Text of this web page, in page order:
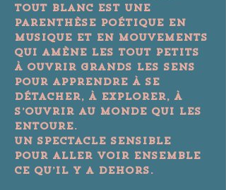
Tout blanc est une
parenthèse poétique en
musique et en mouvements
qui amène les tout petits
à ouvrir grands les sens
pour apprendre à se
détacher, à explorer, à
s’ouvrir au monde qui les
entoure.
Un spectacle sensible
pour aller voir ensemble
ce qu’il y a dehors.